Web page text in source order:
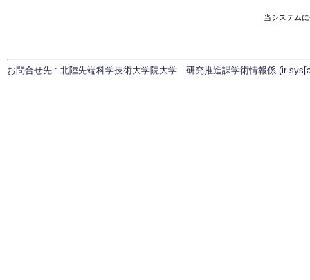
当システム
お問合せ先 : 北陸先端科学技術大学院大学 研究推進課学術情報係 (ir-